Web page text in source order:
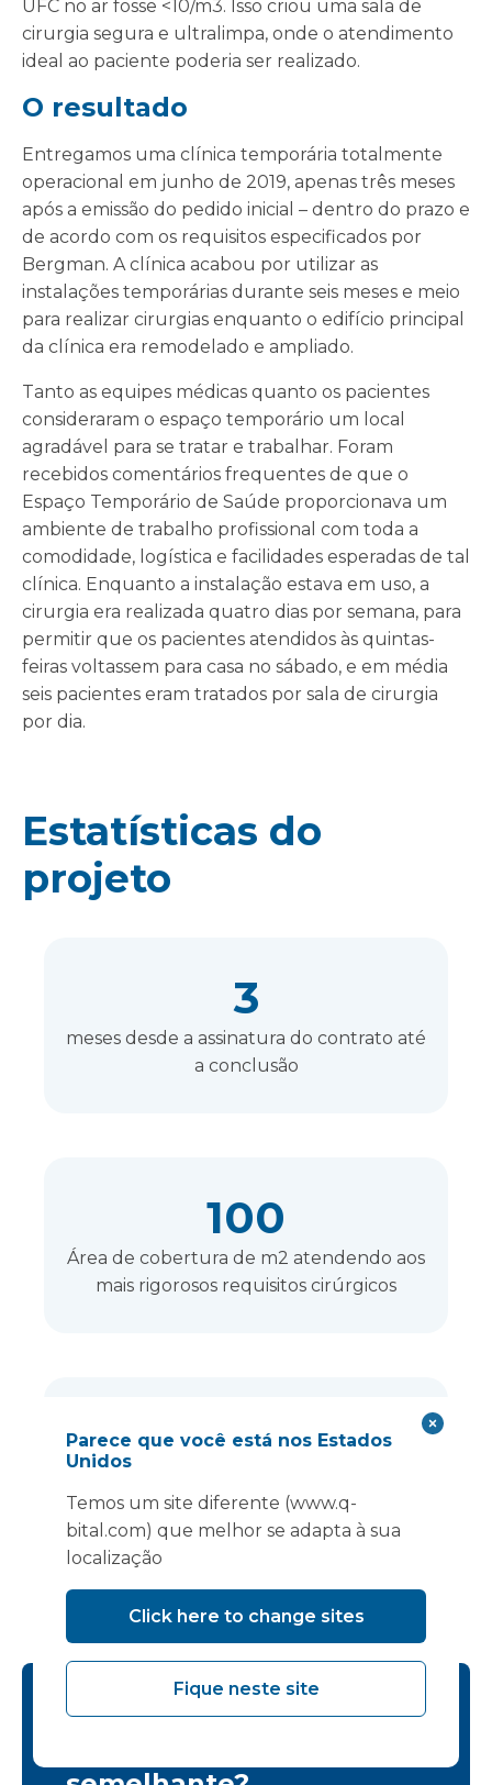
UFC no ar fosse <10/m3. Isso criou uma sala de
cirurgia segura e ultralimpa, onde o atendimento
ideal ao paciente poderia ser realizado.
O resultado
Entregamos uma clínica temporária totalmente
operacional em junho de 2019, apenas três meses
após a emissão do pedido inicial – dentro do prazo e
de acordo com os requisitos especificados por
Bergman. A clínica acabou por utilizar as
instalações temporárias durante seis meses e meio
para realizar cirurgias enquanto o edifício principal
da clínica era remodelado e ampliado.
Tanto as equipes médicas quanto os pacientes
consideraram o espaço temporário um local
agradável para se tratar e trabalhar. Foram
recebidos comentários frequentes de que o
Espaço Temporário de Saúde proporcionava um
ambiente de trabalho profissional com toda a
comodidade, logística e facilidades esperadas de tal
clínica. Enquanto a instalação estava em uso, a
cirurgia era realizada quatro dias por semana, para
permitir que os pacientes atendidos às quintas-
feiras voltassem para casa no sábado, e em média
seis pacientes eram tratados por sala de cirurgia
por dia.
Estatísticas do
projeto
3
meses desde a assinatura do contrato até
a conclusão
100
Área de cobertura de m2 atendendo aos
mais rigorosos requisitos cirúrgicos
12
dia
Você está procurando
Parece que você está nos Estados
Unidos
Temos um site diferente (www.q-
bital.com) que melhor se adapta à sua
localização
Click here to change sites
Fique neste site